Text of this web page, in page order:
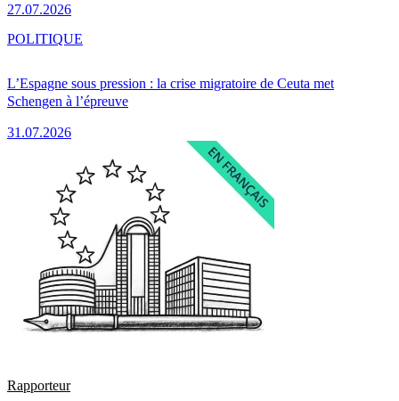
27.07.2026
L’Espagne sous pression : la crise migratoire de Ceuta met
Schengen à l’épreuve
31.07.2026
POLITIQUE
Rapporteur